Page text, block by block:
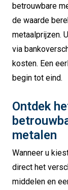
betrouwbare
de waarde
metaalprijzen.
via
kosten. Een
begin tot eind.
Ontdek
metalen
Wanneer u
direct het
middelen en